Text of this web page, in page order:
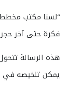
“لسنا مكتب
فكرة حتى آخر
هذه الرسالة
يمكن تلخيصه في